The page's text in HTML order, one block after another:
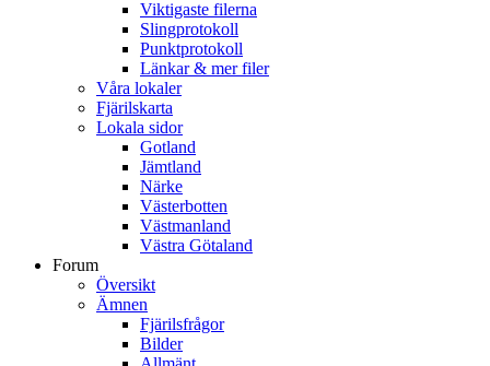
Viktigaste filerna
Slingprotokoll
Punktprotokoll
Länkar & mer filer
Våra lokaler
Fjärilskarta
Lokala sidor
Gotland
Jämtland
Närke
Västerbotten
Västmanland
Västra Götaland
Forum
Översikt
Ämnen
Fjärilsfrågor
Bilder